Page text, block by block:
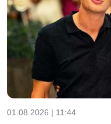
01.08.2026 | 11:44